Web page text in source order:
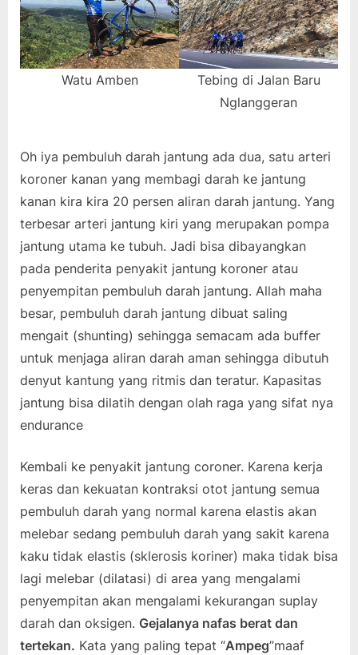
Watu Amben
Tebing di Jalan Baru
Nglanggeran
Oh iya pembuluh darah jantung ada dua, satu arteri
koroner kanan yang membagi darah ke jantung
kanan kira kira 20 persen aliran darah jantung. Yang
terbesar arteri jantung kiri yang merupakan pompa
jantung utama ke tubuh. Jadi bisa dibayangkan
pada penderita penyakit jantung koroner atau
penyempitan pembuluh darah jantung. Allah maha
besar, pembuluh darah jantung dibuat saling
mengait (shunting) sehingga semacam ada buffer
untuk menjaga aliran darah aman sehingga dibutuh
denyut kantung yang ritmis dan teratur. Kapasitas
jantung bisa dilatih dengan olah raga yang sifat nya
endurance
Kembali ke penyakit jantung coroner. Karena kerja
keras dan kekuatan kontraksi otot jantung semua
pembuluh darah yang normal karena elastis akan
melebar sedang pembuluh darah yang sakit karena
kaku tidak elastis (sklerosis koriner) maka tidak bisa
lagi melebar (dilatasi) di area yang mengalami
penyempitan akan mengalami kekurangan suplay
darah dan oksigen. Gejalanya nafas berat dan
tertekan. Kata yang paling tepat “Ampeg”maaf